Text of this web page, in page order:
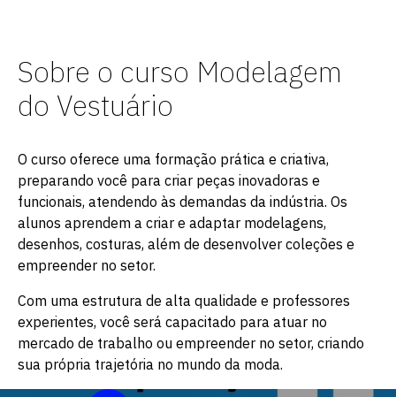
Sobre o curso Modelagem
do Vestuário
O curso oferece uma formação prática e criativa,
preparando você para criar peças inovadoras e
funcionais, atendendo às demandas da indústria. Os
alunos aprendem a criar e adaptar modelagens,
desenhos, costuras, além de desenvolver coleções e
empreender no setor.
Com uma estrutura de alta qualidade e professores
experientes, você será capacitado para atuar no
mercado de trabalho ou empreender no setor, criando
sua própria trajetória no mundo da moda.